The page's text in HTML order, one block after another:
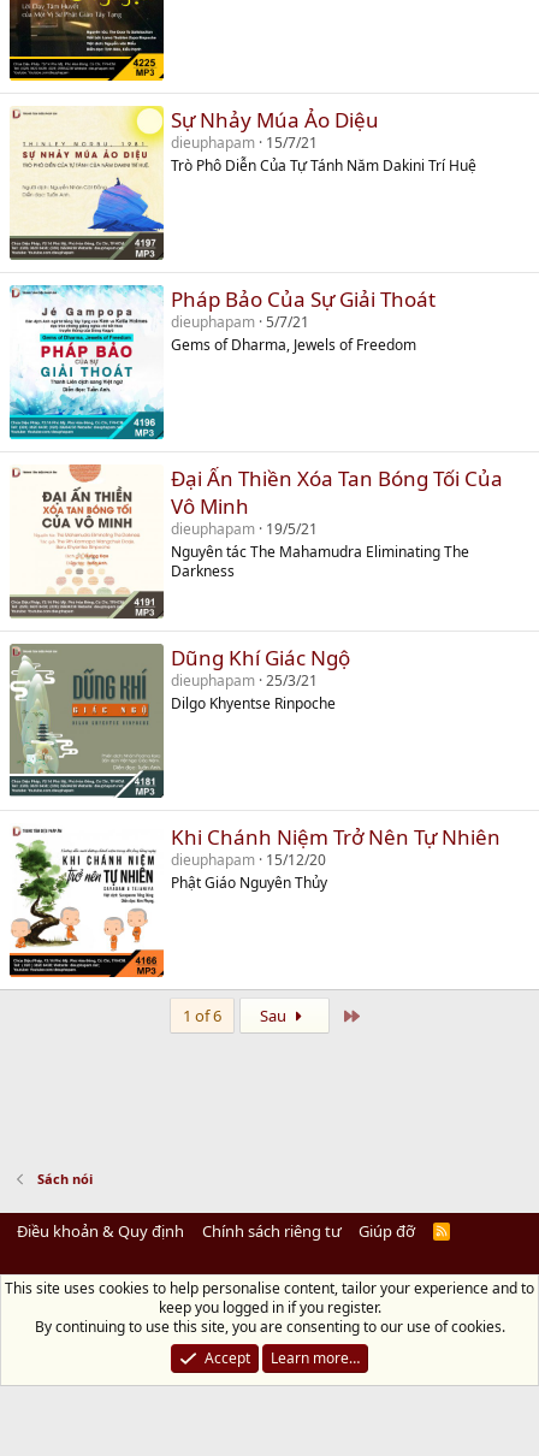
Sự Nhảy Múa Ảo Diệu
dieuphapam 15/7/21
Trò Phô Diễn Của Tự Tánh Năm Dakini Trí Huệ
Pháp Bảo Của Sự Giải Thoát
dieuphapam 5/7/21
Gems of Dharma, Jewels of Freedom
Đại Ấn Thiền Xóa Tan Bóng Tối Của
Vô Minh
dieuphapam 19/5/21
Nguyên tác The Mahamudra Eliminating The
Darkness
Dũng Khí Giác Ngộ
dieuphapam 25/3/21
Dilgo Khyentse Rinpoche
Khi Chánh Niệm Trở Nên Tự Nhiên
dieuphapam 15/12/20
Phật Giáo Nguyên Thủy
1 of 6 Sau
Sách nói
Điều khoản & Quy định Chính sách riêng tư Giúp đỡ
R
Diệu Pháp Âm
Chùa Diệu Pháp - Số 72/14 Phú Mỹ, Phú Hòa Đông, Củ Chi, TP.HCM
đồ)
Điện thoại: 028.36208438 | Email: bientap@dieuphapam.net
Chủ Nhiệm: Thích Minh Thiền
This site uses cookies to help personalise content, tailor your experience and to
keep you logged in if you register.
By continuing to use this site, you are consenting to our use of cookies.
Accept
Learn more…